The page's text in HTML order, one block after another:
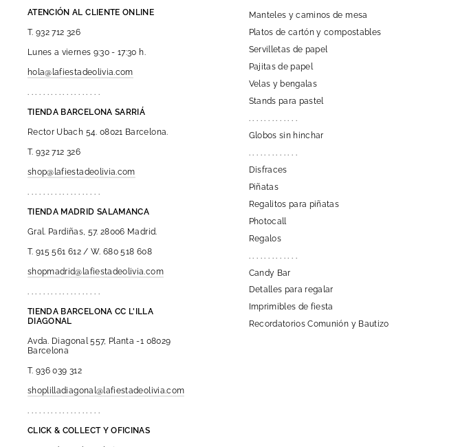
ATENCIÓN AL CLIENTE ONLINE
T. 932 712 326
Lunes a viernes 9:30 - 17:30 h.
hola@lafiestadeolivia.com
. . . . . . . . . . . . . . . . . . .
TIENDA BARCELONA SARRIÁ
Rector Ubach 54. 08021 Barcelona.
T. 932 712 326
shop@lafiestadeolivia.com
. . . . . . . . . . . . . . . . . . .
TIENDA MADRID SALAMANCA
Gral. Pardiñas, 57. 28006 Madrid.
T. 915 561 612 / W. 680 518 608
shopmadrid@lafiestadeolivia.com
. . . . . . . . . . . . . . . . . . .
TIENDA BARCELONA CC L'ILLA
DIAGONAL
Avda. Diagonal 557, Planta -1 08029
Barcelona
T. 936 039 312
shoplilladiagonal@lafiestadeolivia.com
. . . . . . . . . . . . . . . . . . .
CLICK & COLLECT Y OFICINAS
Manteles y caminos de mesa
Platos de cartón y compostables
Servilletas de papel
Pajitas de papel
Velas y bengalas
Stands para pastel
Globos sin hinchar
Disfraces
Piñatas
Regalitos para piñatas
Photocall
Regalos
Candy Bar
Detalles para regalar
Imprimibles de fiesta
Recordatorios Comunión y Bautizo